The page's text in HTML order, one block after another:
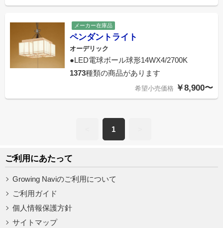
メーカー在庫品
ペンダントライト
オーデリック
●LED電球ボール球形14WX4/2700K
1373種類の商品があります
希望小売価格 ￥8,900〜
1
ご利用にあたって
Growing Naviのご利用について
ご利用ガイド
個人情報保護方針
サイトマップ